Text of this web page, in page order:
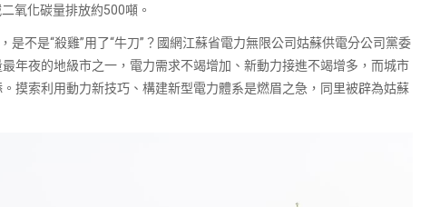
氧化碳量排放約500噸。
是不是“殺雞”用了“牛刀”？國網江蘇省電力無限公司姑蘇供電分公司黨委
最年夜的地級市之一，電力需求不竭增加、新動力接進不竭增多，而城市
摸索利用動力新技巧、構建新型電力體系是燃眉之急，同里被辟為姑蘇